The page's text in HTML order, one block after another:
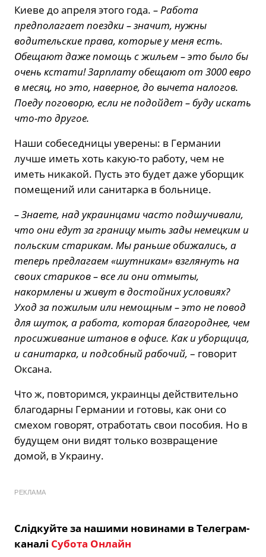
Киеве до апреля этого года. – Работа
предполагает поездки – значит, нужны
водительские права, которые у меня есть.
Обещают даже помощь с жильем – это было бы
очень кстати! Зарплату обещают от 3000 евро
в месяц, но это, наверное, до вычета налогов.
Поеду поговорю, если не подойдет – буду искать
что-то другое.
Наши собеседницы уверены: в Германии
лучше иметь хоть какую-то работу, чем не
иметь никакой. Пусть это будет даже уборщик
помещений или санитарка в больнице.
– Знаете, над украинцами часто подшучивали,
что они едут за границу мыть зады немецким и
польским старикам. Мы раньше обижались, а
теперь предлагаем «шутникам» взглянуть на
своих стариков – все ли они отмыты,
накормлены и живут в достойних условиях?
Уход за пожилым или немощным – это не повод
для шуток, а работа, которая благороднее, чем
просиживание штанов в офисе. Как и уборщица,
и санитарка, и подсобный рабочий, – говорит
Оксана.
Что ж, повторимся, украинцы действительно
благодарны Германии и готовы, как они со
смехом говорят, отработать свои пособия. Но в
будущем они видят только возвращение
домой, в Украину.
РЕКЛАМА
Слідкуйте за нашими новинами в Телеграм-
каналі Субота Онлайн